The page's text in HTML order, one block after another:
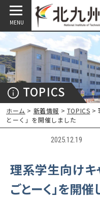
MENU
TOPICS
ホーム > 新着情報 > TOPICS >
とーく」を開催しました
2025.12.19
理系学生向けキ
ごとーく」を開催